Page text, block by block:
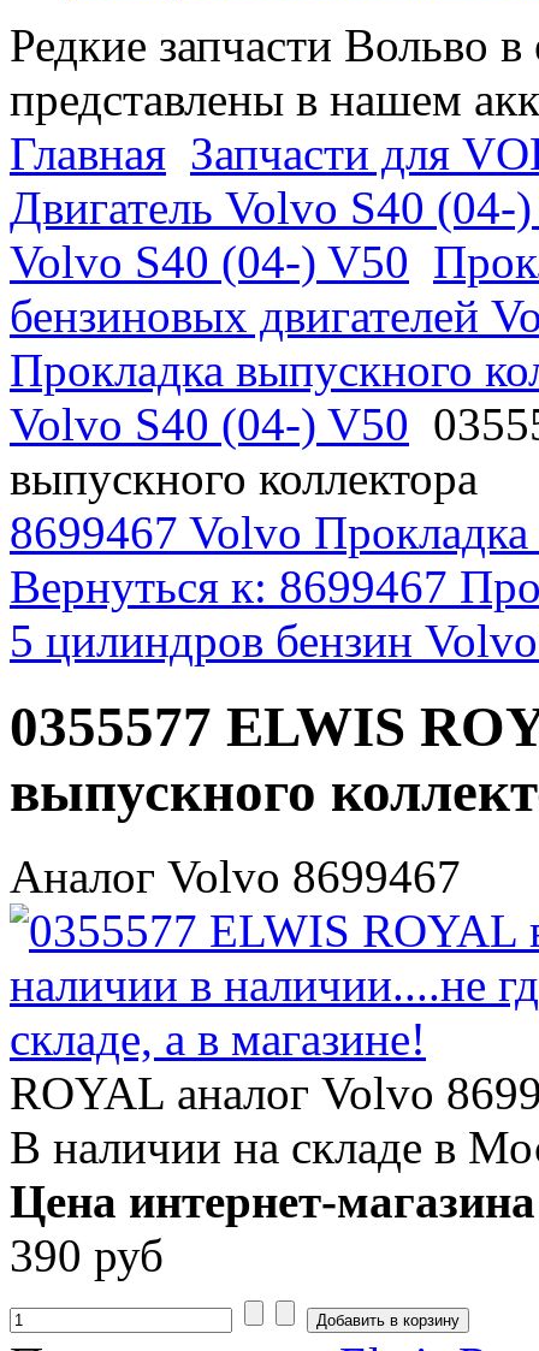
Редкие запчасти Вольво
представлены в нашем
Главная Запчасти для
Двигатель Volvo S40 (04-
Volvo S40 (04-) V50
бензиновых двигателей
Прокладка выпускного
Volvo S40 (04-) V50
выпускного коллектора
8699467 Volvo Прокладка
Вернуться к: 8699467
5 цилиндров бензин
0355577 ELWIS
выпускного
Аналог Volvo 8699467
ROYAL аналог Volvo
В наличии на складе в
Цена интернет-
390 руб